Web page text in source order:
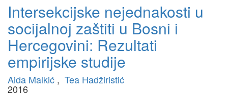
Intersekcijske nejednakosti u
socijalnoj zaštiti u Bosni i
Hercegovini: Rezultati
empirijske studije
Aida Malkić , Tea Hadžiristić
2016